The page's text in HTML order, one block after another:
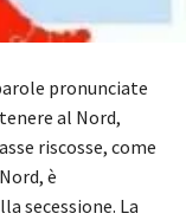
pronunciate
al Nord,
riscosse, come
è
secessione. La